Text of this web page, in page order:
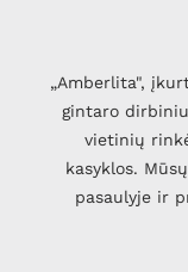
„Amberlita",
gintaro
vietinių
kasyklos.
pasaulyje ir